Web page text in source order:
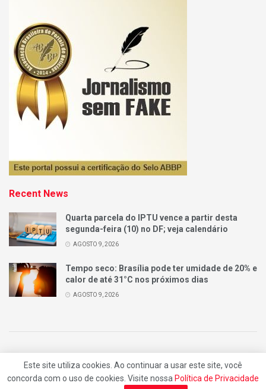
Recent News
Quarta parcela do IPTU vence a partir desta
segunda-feira (10) no DF; veja calendário
AGOSTO 9, 2026
Tempo seco: Brasília pode ter umidade de 20% e
calor de até 31°C nos próximos dias
AGOSTO 9, 2026
© 2025FATO POR FATO- byBLU INTERNET.
Este site utiliza cookies. Ao continuar a usar este site, você
concorda com o uso de cookies. Visite nossa Política de Privacidade